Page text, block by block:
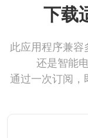
下载
此应用程序兼
还是智能
通过一次订阅